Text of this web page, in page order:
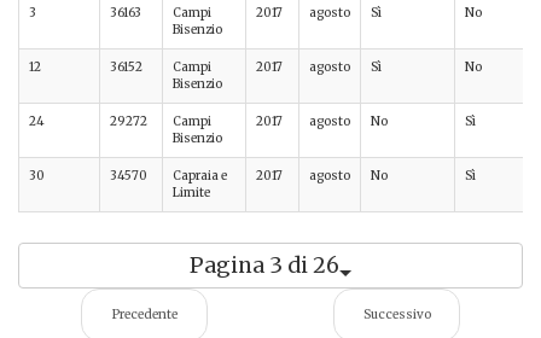
3 36163
Campi
Bisenzio
2017 agosto Sì No
12 36152
Campi
Bisenzio
2017 agosto Sì No
24 29272
Campi
Bisenzio
2017 agosto No Sì
30 34570
Capraia e
Limite
2017 agosto No Sì
Pagina 3 di 26
Precedente Successivo